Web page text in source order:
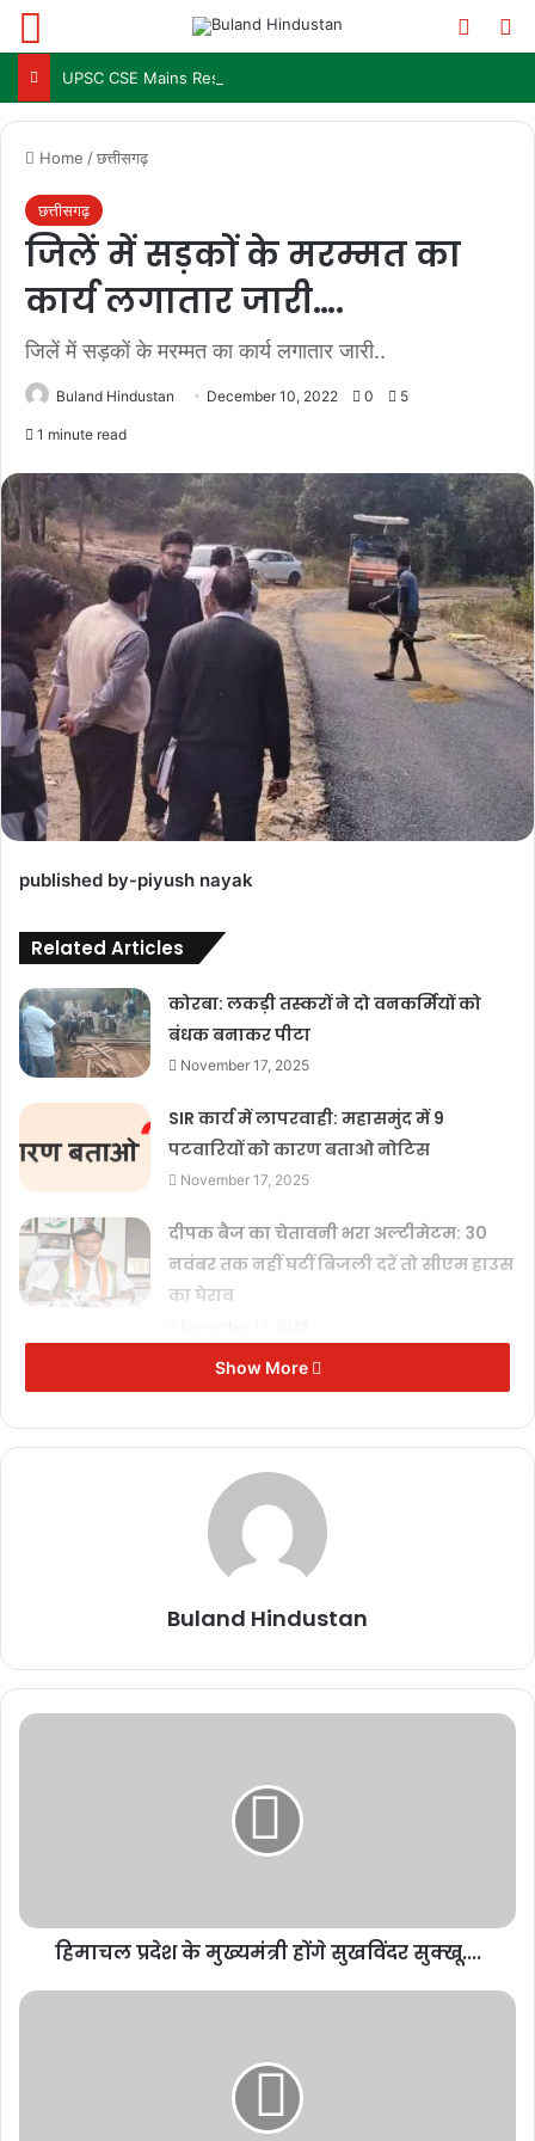
Home /छत्तीसगढ़
छत्तीसगढ़
जिलें में सड़कों के मरम्मत का
कार्य लगातार जारी….
जिलें में सड़कों के मरम्मत का कार्य लगातार जारी..
Buland Hindustan December 10, 2022 0 5
1 minute read
published by-piyush nayak
Related Articles
कोरबा: लकड़ी तस्करों ने दो वनकर्मियों को
बंधक बनाकर पीटा
November 17, 2025
SIR कार्य में लापरवाही: महासमुंद में 9
पटवारियों को कारण बताओ नोटिस
November 17, 2025
दीपक बैज का चेतावनी भरा अल्टीमेटम: 30
नवंबर तक नहीं घटीं बिजली दरें तो सीएम हाउस
का घेराव
मुख्यमंत्री विष्णुदेव साय से जेड ब्लू
निवेश की इच्छा व्यक्त
November 11, 2025
कार्यों का निरंतर निरीक्षण कर गुणवत्ता की जांच की जा रही है। कलेक्टर लंगेह द्वारा
बारीकी से अवलोकन करते हुए उपस्थित लोक निर्माण विभाग के अधिकारियों से
Show More
Buland Hindustan
हिमाचल प्रदेश के मुख्यमंत्री होंगे सुखविंदर सुक्खू....